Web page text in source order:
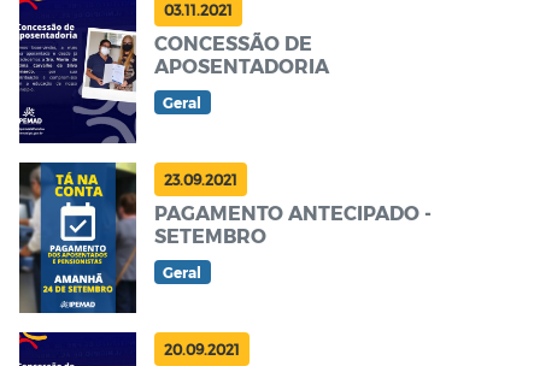
03.11.2021
CONCESSÃO DE
APOSENTADORIA
Geral
23.09.2021
PAGAMENTO ANTECIPADO -
SETEMBRO
Geral
20.09.2021